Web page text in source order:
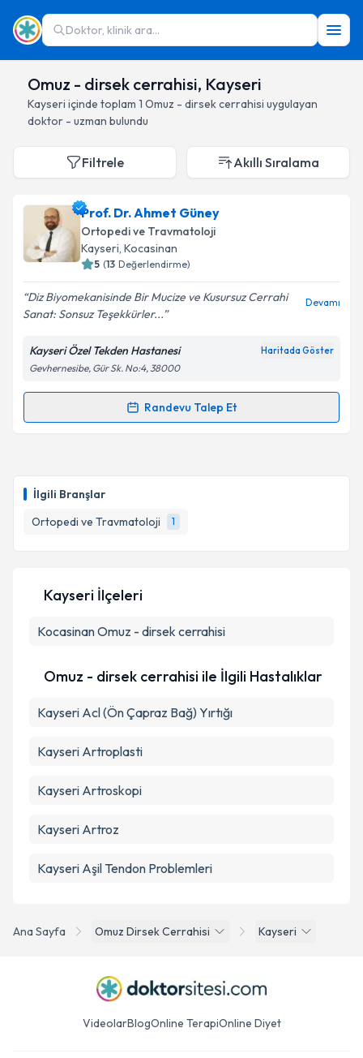
Doktor, klinik ara...
Omuz - dirsek cerrahisi, Kayseri
Kayseri içinde toplam 1 Omuz - dirsek cerrahisi uygulayan
doktor - uzman bulundu
İlgili Branşlar
Ortopedi ve Travmatoloji
1
Filtrele Akıllı Sıralama
Prof. Dr. Ahmet Güney
Ortopedi ve Travmatoloji
Kayseri, Kocasinan
5 (13 Değerlendirme)
Diz Biyomekanisinde Bir Mucize ve Kusursuz Cerrahi
Sanat: Sonsuz Teşekkürler...
Devamı
Kayseri Özel Tekden Hastanesi Haritada Göster
Gevhernesibe, Gür Sk. No:4, 38000
Randevu Talep Et
Randevu Takvimi Talebi
takvim hazırlandığında e-posta ile bilgilendireceğiz.
Metni'ni okudum ve kişisel verilerimin belirtilen
Ana Sayfa Omuz Dirsek Cerrahisi Kayseri
Kayseri İlçeleri
KocasinanOmuz - dirsek cerrahisi
Omuz - dirsek cerrahisi ile İlgili Hastalıklar
Kayseri Acl (Ön Çapraz Bağ) Yırtığı
Kayseri Artroplasti
Kayseri Artroskopi
Kayseri Artroz
Kayseri Aşil Tendon Problemleri
VideolarBlogOnline TerapiOnline Diyet